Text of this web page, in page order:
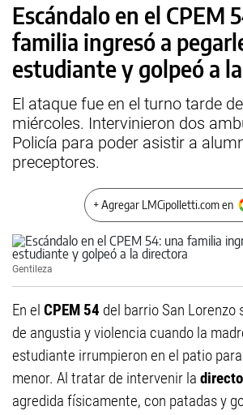
Escándalo en el CPEM
familia ingresó a
estudiante y golpeó a
El ataque fue en el turno tarde
miércoles. Intervinieron dos
Policía para poder asistir a
preceptores.
+ Agregar LMCipolletti.com en
Gentileza
En el CPEM 54 del barrio San Lorenzo
de angustia y violencia cuando la
estudiante irrumpieron en el patio
menor. Al tratar de intervenir la
agredida físicamente, con patadas y